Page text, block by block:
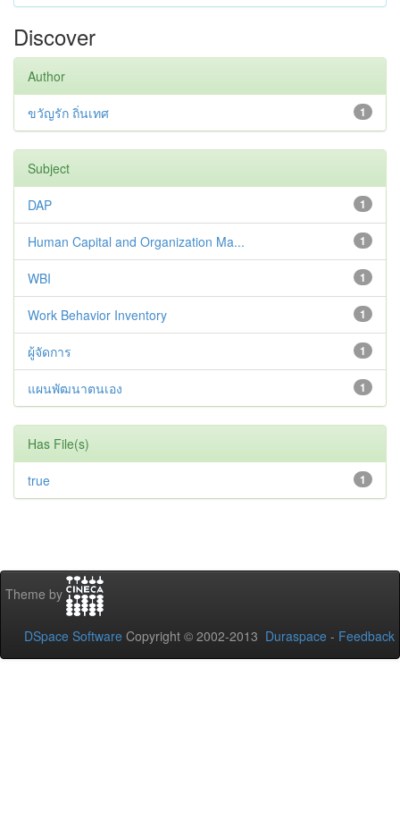
Discover
Author
1
ขวัญรัก ถิ่นเทศ
Subject
1
DAP
1
Human Capital and Organization Ma...
1
WBI
1
Work Behavior Inventory
1
ผู้จัดการ
1
แผนพัฒนาตนเอง
Has File(s)
1
true
Theme by
DSpace Software Copyright © 2002-2013 Duraspace - Feedback